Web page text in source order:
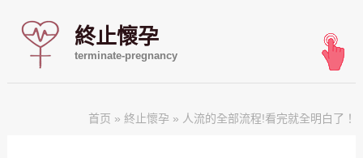
終止懷孕
terminate-pregnancy
首页 »終止懷孕 » 人流的全部流程!看完就全明白了！